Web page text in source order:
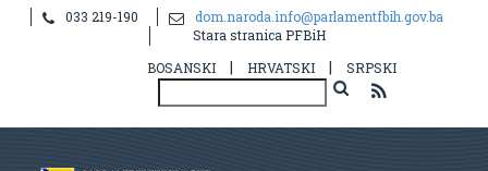
Notice
: Undefined index: idHR in
033 219-190
dom.naroda.info@parlamentfbih.gov.ba
Stara stranica PFBiH
BOSANSKI
| HRVATSKI | SRPSKI